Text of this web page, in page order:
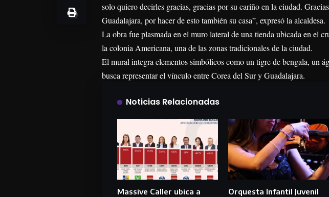
solo quiero decirles gracias, gracias por su cariño en la ciudad.
Guadalajara, por hacer de esto también su casa”, expresó la alcaldesa.
La obra fue plasmada en el muro lateral de una tienda ubicada en el
la colonia Americana, una de las zonas tradicionales de la ciudad.
El mural integra elementos simbólicos como un tigre de bengala, un
busca representar el vínculo entre Corea del Sur y Guadalajara.
Noticias Relacionadas
Massive Caller ubica a
Orquesta Infantil Juvenil